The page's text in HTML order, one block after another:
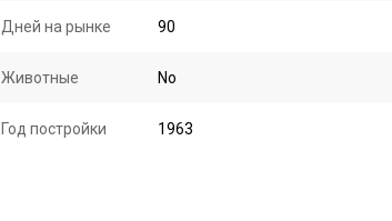
Дней на рынке 90
Животные No
Год постройки 1963